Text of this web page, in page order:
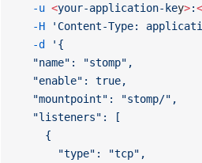
  -u
<your-application-key>:<
  -H
'Content-Type:
  -d
'{
  "name": "stomp",
  "enable": true,
  "mountpoint": "stomp/",
  "listeners": [
    {
      "type": "tcp",